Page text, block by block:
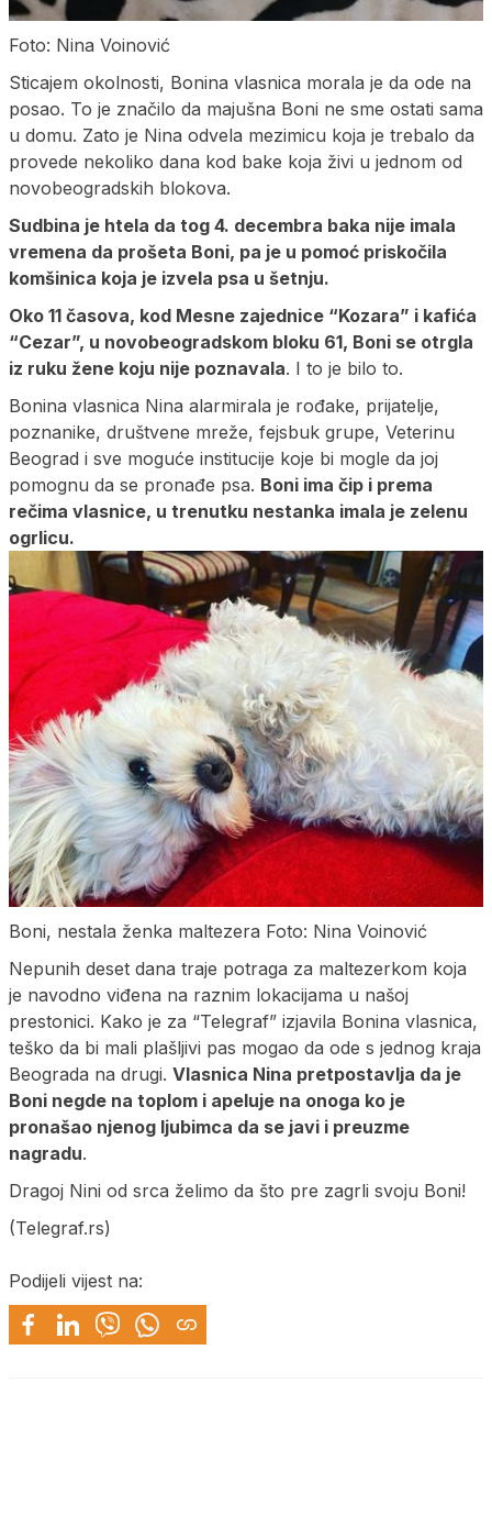
Foto: Nina Voinović
Sticajem okolnosti, Bonina vlasnica morala je da ode na
posao. To je značilo da majušna Boni ne sme ostati sama
u domu. Zato je Nina odvela mezimicu koja je trebalo da
provede nekoliko dana kod bake koja živi u jednom od
novobeogradskih blokova.
Sudbina je htela da tog 4. decembra baka nije imala
vremena da prošeta Boni, pa je u pomoć priskočila
komšinica koja je izvela psa u šetnju.
Oko 11 časova, kod Mesne zajednice “Kozara” i kafića
“Cezar”, u novobeogradskom bloku 61, Boni se otrgla
iz ruku žene koju nije poznavala. I to je bilo to.
Bonina vlasnica Nina alarmirala je rođake, prijatelje,
poznanike, društvene mreže, fejsbuk grupe, Veterinu
Beograd i sve moguće institucije koje bi mogle da joj
pomognu da se pronađe psa. Boni ima čip i prema
rečima vlasnice, u trenutku nestanka imala je zelenu
ogrlicu.
Boni, nestala ženka maltezera Foto: Nina Voinović
Nepunih deset dana traje potraga za maltezerkom koja
je navodno viđena na raznim lokacijama u našoj
prestonici. Kako je za “Telegraf” izjavila Bonina vlasnica,
teško da bi mali plašljivi pas mogao da ode s jednog kraja
Beograda na drugi. Vlasnica Nina pretpostavlja da je
Boni negde na toplom i apeluje na onoga ko je
pronašao njenog ljubimca da se javi i preuzme
nagradu.
Dragoj Nini od srca želimo da što pre zagrli svoju Boni!
(Telegraf.rs)
Podijeli vijest na: